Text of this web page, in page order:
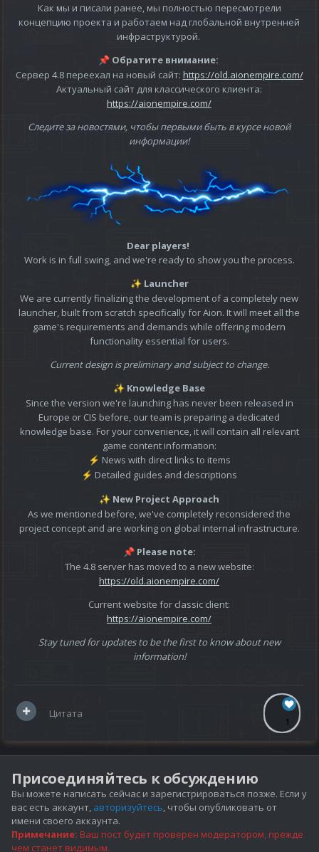
Как мы и писали ранее, мы полностью пересмотрели
концепцию проекта и работаем над глобальной внутренней
инфраструктурой.
📌Обратите внимание:
Сервер 4.8 переехал на новый сайт: https://old.aionempire.com/
Актуальный сайт для классического клиента:
https://aionempire.com/
Следите за новостями, чтобы первыми быть в курсе новой
информации!
Dear players!
Work is in full swing, and we're ready to show you the process.
✨Launcher
We are currently finalizing the development of a completely new
launcher, built from scratch specifically for Aion. It will meet all the
game's requirements and demands while offering modern
functionality essential for users.
Current design is preliminary and subject to change.
✨ Knowledge Base
Since the version we're launching has never been released in
Europe or CIS before, our team is preparing a dedicated
knowledge base. For your convenience, it will contain all relevant
game content information:
⚡ News with direct links to items
⚡ Detailed guides and descriptions
✨ New Project Approach
As we mentioned before, we've completely reconsidered the
project concept and are working on global internal infrastructure.
📌Please note:
The 4.8 server has moved to a new website:
https://old.aionempire.com/
Current website for classic client:
https://aionempire.com/
Stay tuned for updates to be the first to know about new
information!
1
Цитата
Присоединяйтесь к обсуждению
Вы можете написать сейчас и зарегистрироваться позже. Если у
вас есть аккаунт, авторизуйтесь, чтобы опубликовать от
имени своего аккаунта.
Примечание: Ваш пост будет проверен модератором, прежде
чем станет видимым.